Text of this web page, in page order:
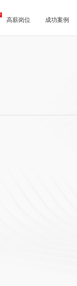
高薪岗位 成功案例